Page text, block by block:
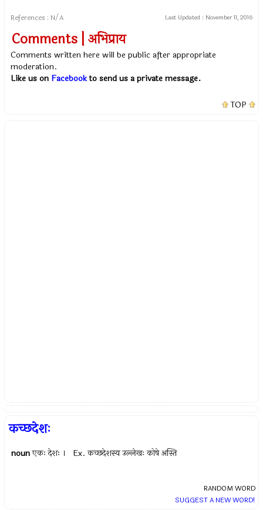
References : N/A Last Updated : November 11, 2016
Comments | अभिप्राय
Comments written here will be public after appropriate
moderation.
Like us on Facebookto send us a private message.
TOP
कच्छदेशः
noun एकः देशः । Ex.कच्छदेशस्य उल्लेखः कोषे अस्ति
RANDOM WORD
SUGGEST A NEW WORD!